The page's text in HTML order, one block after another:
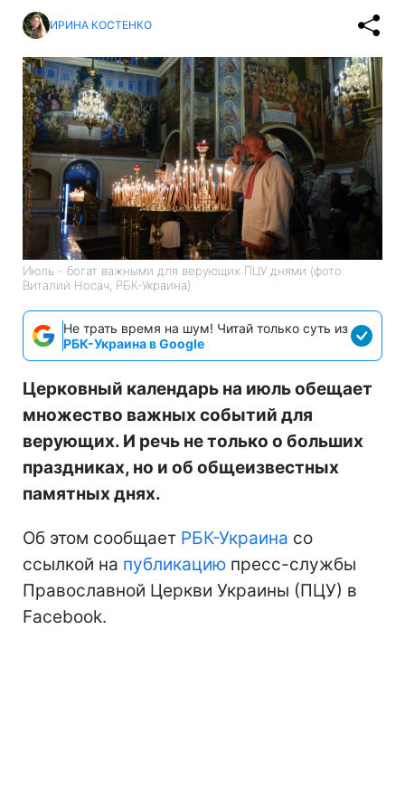
ИРИНА КОСТЕНКО
Июль - богат важными для верующих ПЦУ днями (фото:
Виталий Носач, РБК-Украина)
Не трать время на шум! Читай только суть из
РБК-Украина в Google
Церковный календарь на июль обещает
множество важных событий для
верующих. И речь не только о больших
праздниках, но и об общеизвестных
памятных днях.
Об этом сообщает РБК-Украина со
ссылкой на публикацию пресс-службы
Православной Церкви Украины (ПЦУ) в
Facebook.